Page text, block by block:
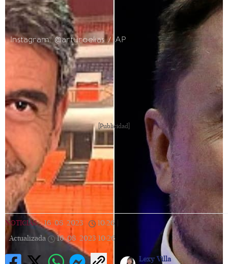
Instagram: @arturoelias / AP
[Publicidad]
NOTICIAS | 16/08/2023 10:26
Actualizada
16/08/2023 10:26
Lexy Villa